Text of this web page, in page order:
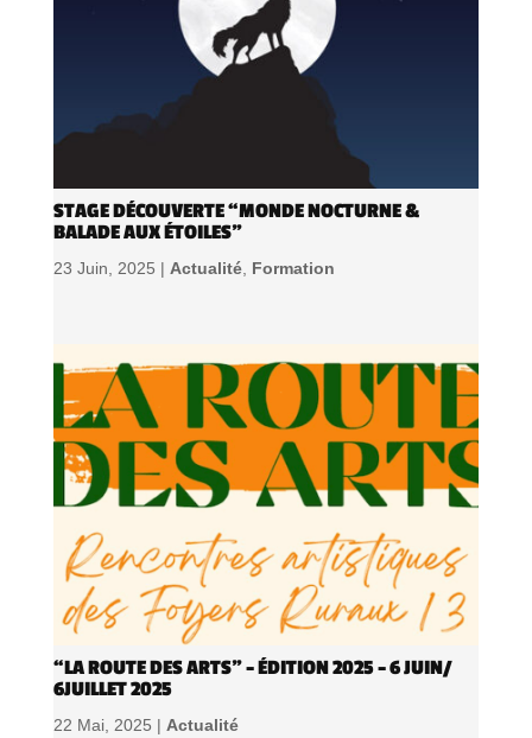
STAGE DÉCOUVERTE “MONDE NOCTURNE &
BALADE AUX ÉTOILES”
23 Juin, 2025 | Actualité, Formation
“LA ROUTE DES ARTS” – ÉDITION 2025 – 6 JUIN/
6JUILLET 2025
22 Mai, 2025 | Actualité